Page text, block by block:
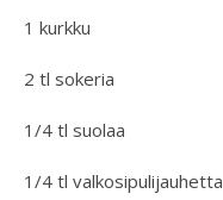
1 kurkku
2 tl sokeria
1/4 tl suolaa
1/4 tl valkosipulijauhetta